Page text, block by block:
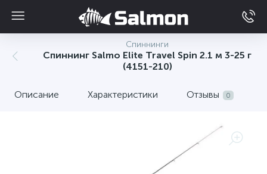
Спиннинги
Спиннинг Salmo Elite Travel Spin 2.1 м 3-25 г
(4151-210)
Описание Характеристики Отзывы 0